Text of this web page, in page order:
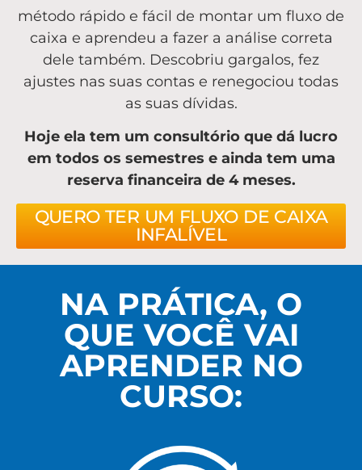
método rápido e fácil de montar um fluxo de
caixa e aprendeu a fazer a análise correta
dele também. Descobriu gargalos, fez
ajustes nas suas contas e renegociou todas
as suas dívidas.
Hoje ela tem um consultório que dá lucro
em todos os semestres e ainda tem uma
reserva financeira de 4 meses.
QUERO TER UM FLUXO DE CAIXA
INFALÍVEL
NA PRÁTICA, O
QUE VOCÊ VAI
APRENDER NO
CURSO: